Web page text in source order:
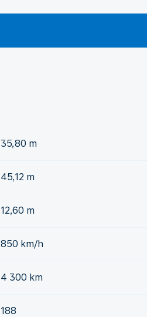
35,80 m
45,12 m
12,60 m
850 km/h
4 300 km
188